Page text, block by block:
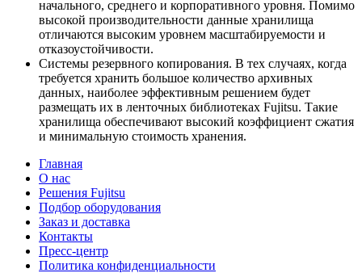
начального, среднего и корпоративного уровня. Помимо
высокой производительности данные хранилища
отличаются высоким уровнем масштабируемости и
отказоустойчивости.
Системы резервного копирования. В тех случаях, когда
требуется хранить большое количество архивных
данных, наиболее эффективным решением будет
размещать их в ленточных библиотеках Fujitsu. Такие
хранилища обеспечивают высокий коэффициент сжатия
и минимальную стоимость хранения.
Главная
О нас
Решения Fujitsu
Подбор оборудования
Заказ и доставка
Контакты
Пресс-центр
Политика конфиденциальности